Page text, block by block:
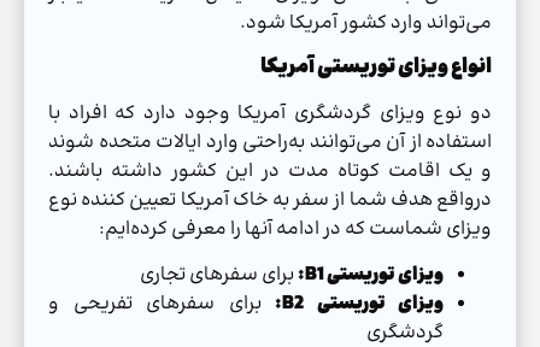
می‌تواند وارد کشور آمریکا شود.
انواع ویزای توریستی آمریکا
دو نوع ویزای گردشگری آمریکا وجود دارد که افراد با
استفاده از آن می‌توانند به‌راحتی وارد ایالات متحده شوند
و یک اقامت کوتاه مدت در این کشور داشته باشند.
درواقع هدف شما از سفر به خاک آمریکا تعیین کننده نوع
ویزای شماست که در ادامه آنها را معرفی کرده‌ایم:
ویزای توریستی B1:
برای سفرهای تجاری
ویزای توریستی B2:
برای سفرهای تفریحی و
گردشگری